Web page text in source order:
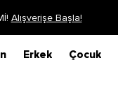
Başla!
Erkek Çocuk